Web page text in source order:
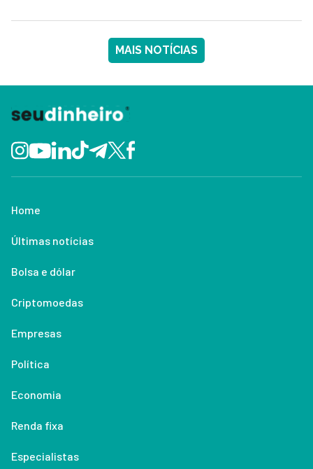
MAIS NOTÍCIAS
Home
Últimas notícias
Bolsa e dólar
Criptomoedas
Empresas
Política
Economia
Renda fixa
Especialistas